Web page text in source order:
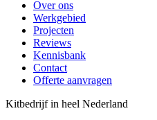
Over ons
Werkgebied
Projecten
Reviews
Kennisbank
Contact
Offerte aanvragen
Kitbedrijf in heel Nederland